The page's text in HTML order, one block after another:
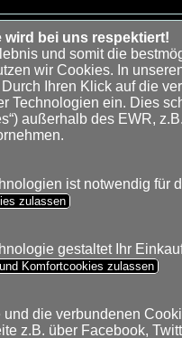
wird bei uns respektiert!
und somit die
wir Cookies. In
Ihren Klick auf die
Technologien ein. Dies
außerhalb des EWR,
ist notwendig für
zulassen
gestaltet Ihr
Komfortcookies zulassen
und die verbundenen
z.B. über Facebook,
Produkt- und Herstellernamen sind Eigentum